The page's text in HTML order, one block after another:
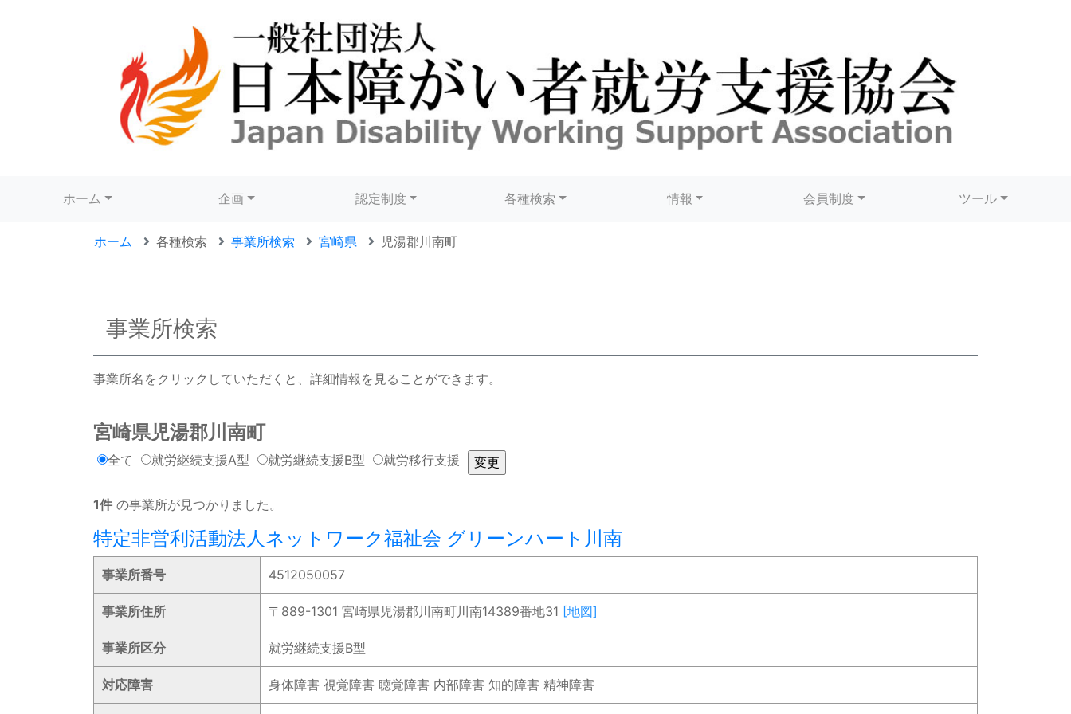
ホーム 企画 認定制度 各種検索 情報 会員制度 ツール
ホーム 各種検索 事業所検索 宮崎県 児湯郡川南町
事業所検索
事業所名をクリックしていただくと、詳細情報を見ることができます。
宮崎県児湯郡川南町
全て 就労継続支援A型 就労継続支援B型 就労移行支援
1件 の事業所が見つかりました。
特定非営利活動法人ネットワーク福祉会 グリーンハート川南
事業所番号 4512050057
事業所住所 〒889-1301 宮崎県児湯郡川南町川南14389番地31 [地図]
事業所区分 就労継続支援B型
対応障害 身体障害 視覚障害 聴覚障害 内部障害 知的障害 精神障害